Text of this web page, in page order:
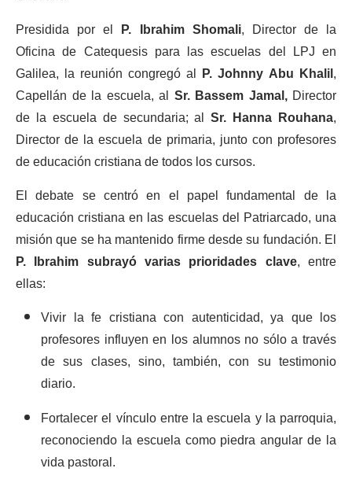
Presidida por el P. Ibrahim Shomali, Director de la
Oficina de Catequesis para las escuelas del LPJ en
Galilea, la reunión congregó al P. Johnny Abu Khalil,
Capellán de la escuela, al Sr. Bassem Jamal,Director
de la escuela de secundaria; alSr. Hanna Rouhana,
Director de la escuela de primaria, junto con profesores
de educación cristiana de todos los cursos.
El debate se centró en el papel fundamental de la
educación cristiana en las escuelas del Patriarcado, una
misión que se ha mantenido firme desde su fundación. El
P. Ibrahim subrayó varias prioridades clave, entre
ellas:
Vivir la fe cristiana con autenticidad, ya que los
profesores influyen en los alumnos no sólo a través
de sus clases, sino, también, con su testimonio
diario.
Fortalecer el vínculo entre la escuela y la parroquia,
reconociendo la escuela como piedra angular de la
vida pastoral.